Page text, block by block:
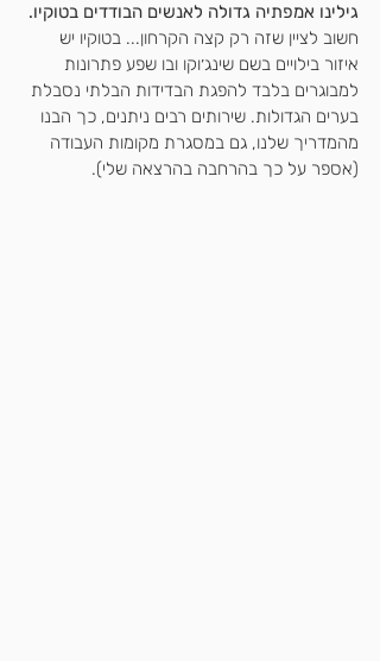
גילינו אמפתיה גדולה לאנשים הבודדים בטוקיו.
חשוב לציין שזה רק קצה הקרחון... בטוקיו יש
איזור בילויים בשם שינג׳וקו ובו שפע פתרונות
למבוגרים בלבד להפגת הבדידות הבלתי נסבלת
בערים הגדולות. שירותים רבים ניתנים, כך הבנו
מהמדריך שלנו, גם במסגרת מקומות העבודה
(אספר על כך בהרחבה בהרצאה שלי).